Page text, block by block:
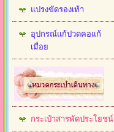
แปรงขัดรองเท้า
อุปกรณ์แก้ปวดคอแก้
เมื่อย
กระเป๋าสารพัดประโยชน์